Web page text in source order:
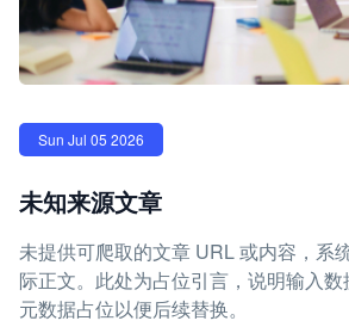
Sun Jul 05 2026
未知来源文章
未提供可爬取的文章 URL 或内容，系
际正文。此处为占位引言，说明输入
元数据占位以便后续替换。